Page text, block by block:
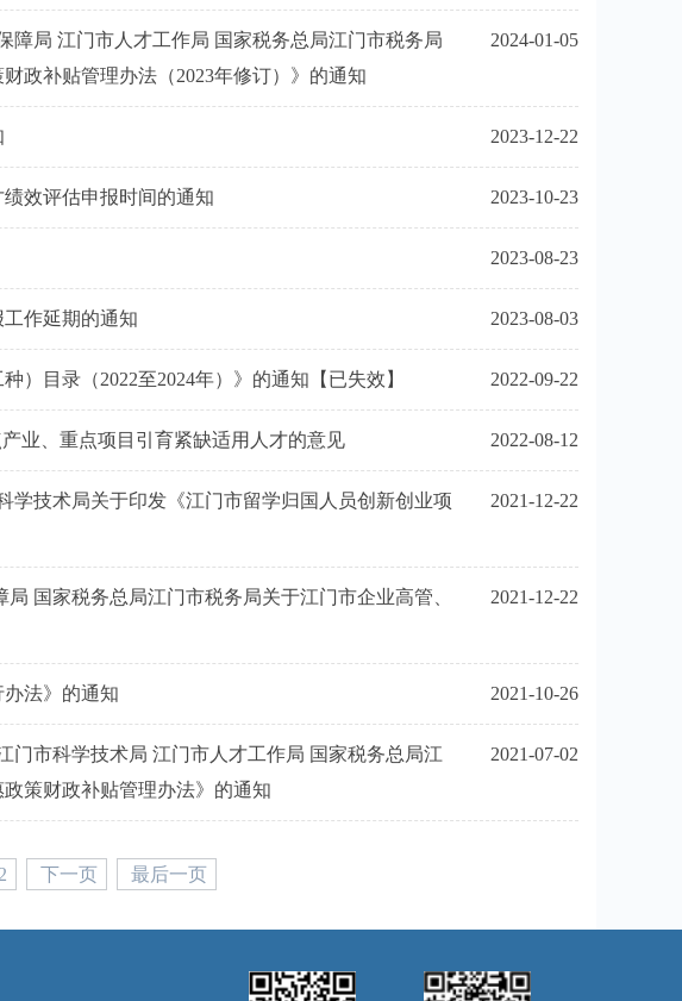
障局 江门市人才工作局 国家税务总局江门市税务局
政补贴管理办法（2023年修订）》的通知
2024-01-05
2023-12-22
效评估申报时间的通知 2023-10-23
2023-08-23
作延期的通知 2023-08-03
）目录（2022至2024年）》的通知【已失效】 2022-09-22
业、重点项目引育紧缺适用人才的意见 2022-08-12
学技术局关于印发《江门市留学归国人员创新创业项
2021-12-22
国家税务总局江门市税务局关于江门市企业高管、
2021-12-22
法》的通知 2021-10-26
门市科学技术局 江门市人才工作局 国家税务总局江
策财政补贴管理办法》的通知
2021-07-02
2 下一页 最后一页